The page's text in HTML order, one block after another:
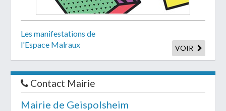
Les manifestations de
l'Espace Malraux
VOIR
Contact Mairie
Mairie de Geispolsheim